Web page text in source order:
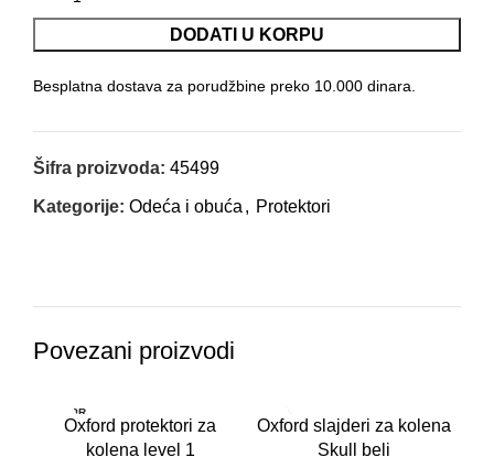
DODATI U KORPU
Besplatna dostava za porudžbine preko 10.000 dinara.
Šifra proizvoda: 45499
Kategorije: Odeća i obuća , Protektori
Povezani proizvodi
RASPR
ODATO
Oxford protektori za
kolena level 1
Oxford slajderi za kolena
Skull beli